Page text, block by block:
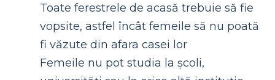
Toate ferestrele de acasă trebuie să fie
vopsite, astfel încât femeile să nu poată
fi văzute din afara casei lor
Femeile nu pot studia la școli,